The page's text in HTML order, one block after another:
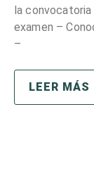
la
examen –
–
LEER MÁS